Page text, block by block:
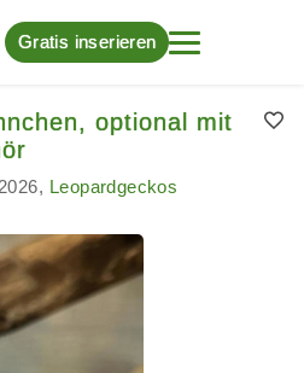
Gratis inserieren
optional mit
Leopardgeckos